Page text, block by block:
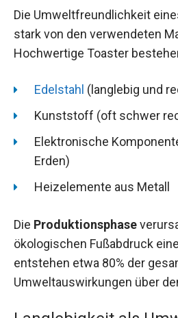
Die Umweltfreundlichkeit
stark von den verwendeten
Hochwertige Toaster
Edelstahl (langlebig und
Kunststoff (oft schwer
Elektronische
Erden)
Heizelemente aus Metall
Die Produktionsphase
ökologischen Fußabdruck
entstehen etwa 80% der
Umweltauswirkungen über